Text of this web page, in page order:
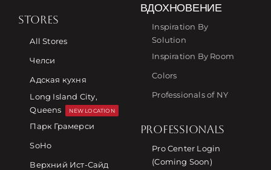
STORES
All Stores
Челси
Адская кухня
Long Island City,
Queens
NEW LOCATION
Парк Грамерси
SoHo
Верхний Ист-Сайд
ВДОХНОВЕНИЕ
Inspiration By
Solution
Inspiration By Room
Colors
Professionals of NY
PROFESSIONALS
Pro Center Login
(Coming Soon)